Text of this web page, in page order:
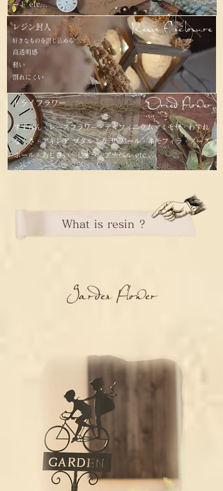
ート etc...
Dried Flower
ドライフラワー
Resin Enclosure
好きなものを閉じ込める
高透明感
軽い
​割れにくい
すずらん・レースフラワー・デルフィニウム・ミモザ・わすれ
なぐさ・アキレア プタルミカ ザ パール・ネモフィラ・ノース
ポール・あじさい・ビオラ・アナベル etc...
レジン封入
What is resin ?
Garden Flower